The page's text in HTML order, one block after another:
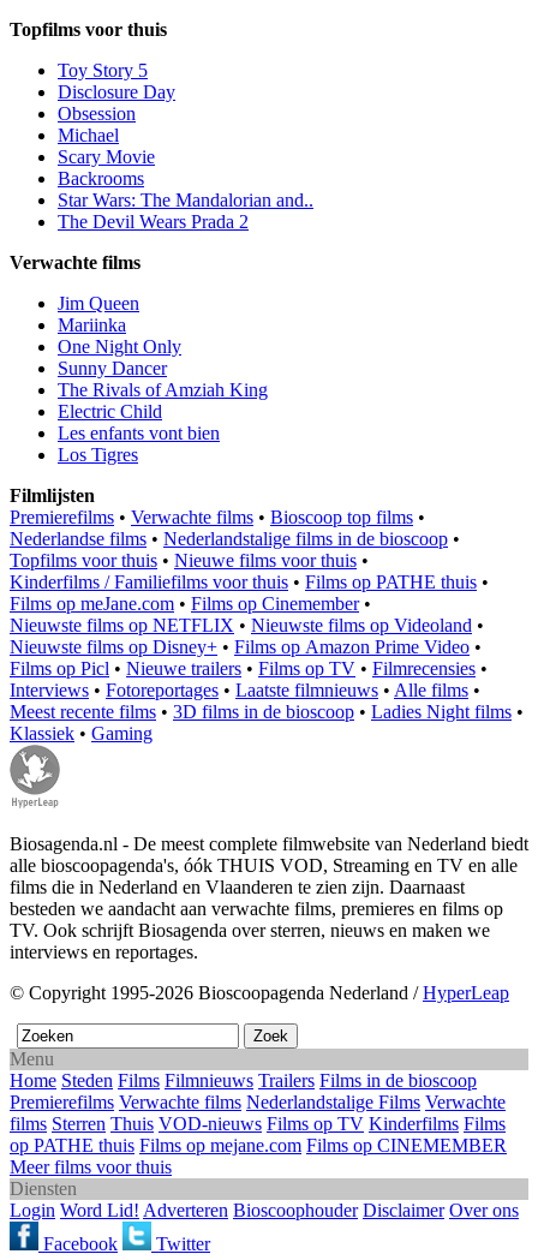
Topfilms voor thuis
Toy Story 5
Disclosure Day
Obsession
Michael
Scary Movie
Backrooms
Star Wars: The Mandalorian and..
The Devil Wears Prada 2
Verwachte films
Jim Queen
Mariinka
One Night Only
Sunny Dancer
The Rivals of Amziah King
Electric Child
Les enfants vont bien
Los Tigres
Filmlijsten
Premierefilms • Verwachte films • Bioscoop top films •
Nederlandse films • Nederlandstalige films in de bioscoop •
Topfilms voor thuis • Nieuwe films voor thuis •
Kinderfilms / Familiefilms voor thuis • Films op PATHE thuis •
Films op meJane.com • Films op Cinemember•
Nieuwste films op NETFLIX • Nieuwste films op Videoland •
Nieuwste films op Disney+ • Films op Amazon Prime Video •
Films op Picl • Nieuwe trailers • Films op TV • Filmrecensies •
Interviews • Fotoreportages • Laatste filmnieuws • Alle films •
Meest recente films • 3D films in de bioscoop • Ladies Night films •
Klassiek • Gaming
Biosagenda.nl - De meest complete filmwebsite van Nederland biedt
alle bioscoopagenda's, óók THUIS VOD, Streaming en TV en alle
films die in Nederland en Vlaanderen te zien zijn. Daarnaast
besteden we aandacht aan verwachte films, premieres en films op
TV. Ook schrijft Biosagenda over sterren, nieuws en maken we
interviews en reportages.
© Copyright 1995-2026 Bioscoopagenda Nederland /HyperLeap
Menu
Home Steden Films Filmnieuws Trailers Films in de bioscoop
Premierefilms Verwachte films Nederlandstalige Films Verwachte
films Sterren Thuis VOD-nieuws Films op TV Kinderfilms Films
op PATHE thuis Films op mejane.com Films op CINEMEMBER
Meer films voor thuis
Diensten
Login Word Lid! Adverteren Bioscoophouder Disclaimer Over ons
Facebook
Twitter